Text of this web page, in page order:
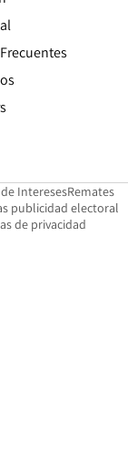
window
InteresesOpens in
Remates
in new window
publicidad electoral
de privacidad